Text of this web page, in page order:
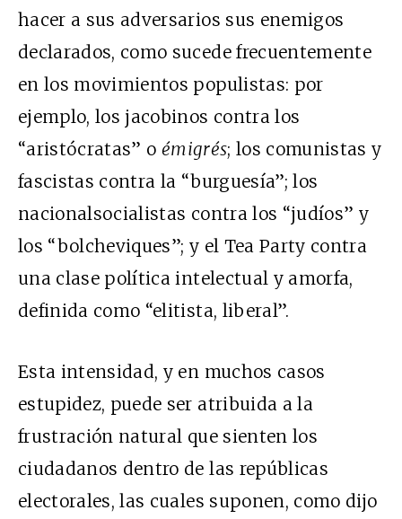
hacer a sus adversarios sus enemigos
declarados, como sucede frecuentemente
en los movimientos populistas: por
ejemplo, los jacobinos contra los
“aristócratas” o émigrés; los comunistas y
fascistas contra la “burguesía”; los
nacionalsocialistas contra los “judíos” y
los “bolcheviques”; y el Tea Party contra
una clase política intelectual y amorfa,
definida como “elitista, liberal”.
Esta intensidad, y en muchos casos
estupidez, puede ser atribuida a la
frustración natural que sienten los
ciudadanos dentro de las repúblicas
electorales, las cuales suponen, como dijo